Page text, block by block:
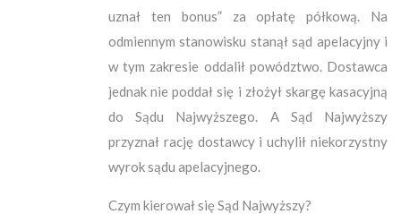
uznał ten bonus” za opłatę półkową. Na
odmiennym stanowisku stanął sąd apelacyjny i
w tym zakresie oddalił powództwo. Dostawca
jednak nie poddał się i złożył skargę kasacyjną
do Sądu Najwyższego. A Sąd Najwyższy
przyznał rację dostawcy i uchylił niekorzystny
wyrok sądu apelacyjnego.
Czym kierował się Sąd Najwyższy?